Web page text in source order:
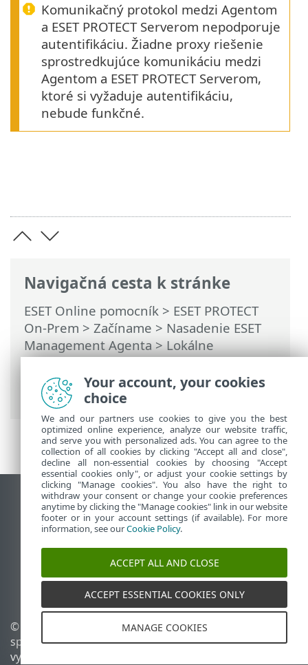
Navigačná cesta k stránke
ESET Online pomocník > ESET PROTECT
On-Prem > Začíname > Nasadenie ESET
Management Agenta>Lokálne
nasadenie agenta>Vytvorenie
inštalačného skriptu agenta> Nasadenie
agenta na macOS
Komunikačný protokol medzi Agentom
a ESET PROTECT Serverom nepodporuje
autentifikáciu. Žiadne proxy riešenie
sprostredkujúce komunikáciu medzi
Agentom a ESET PROTECT Serverom,
ktoré si vyžaduje autentifikáciu,
nebude funkčné.
Zobraziť stránku ako na počítači
End of Life
Databáza znalostí ESET
ESET Fórum
ESET Status Portal
Technická podpora
© 1992 - 2026 ESET,
spol. s r. o. Všetky práva
vyhradené.
Spravovať súbory cookie
Zásady používania súborov
Your account, your cookies
choice
We and our partners use cookies to give you the best
optimized online experience, analyze our website traffic,
and serve you with personalized ads. You can agree to the
collection of all cookies by clicking "Accept all and close",
decline all non-essential cookies by choosing "Accept
essential cookies only", or adjust your cookie settings by
clicking "Manage cookies". You also have the right to
withdraw your consent or change your cookie preferences
anytime by clicking the "Manage cookies" link in our website
footer or in your account settings (if available). For more
information, see ourCookie Policy.
ACCEPT ALL AND CLOSE
ACCEPT ESSENTIAL COOKIES ONLY
MANAGE COOKIES